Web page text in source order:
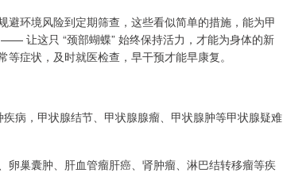
环境风险到定期筛查，这些看似简单的措施，能为甲
让这只 “颈部蝴蝶” 始终保持活力，才能为身体的新
症状，及时就医检查，早干预才能早康复。
病，甲状腺结节、甲状腺腺瘤、甲状腺肿等甲状腺疑难
卵巢囊肿、肝血管瘤肝癌、肾肿瘤、淋巴结转移瘤等疾